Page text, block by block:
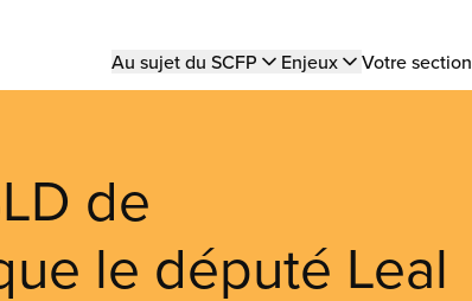
Main
Au sujet du SCFP Enjeux Votre
de
le député Leal